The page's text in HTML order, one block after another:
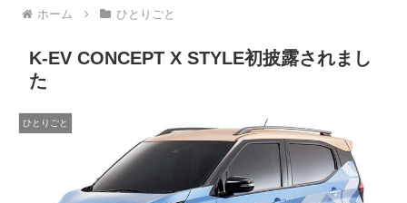
ホーム ひとりごと
K-EV CONCEPT X STYLE初披露されまし
た
ひとりごと